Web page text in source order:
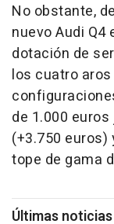
No obstante,
nuevo Audi
dotación de
los cuatro
de 1.000
(+3.750 euros)
tope de gama
Últimas